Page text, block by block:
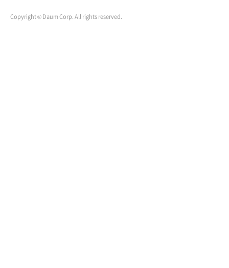
Copyright © Daum Corp. All rights reserved.